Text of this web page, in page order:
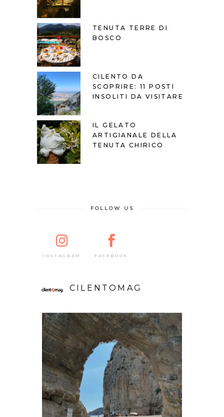
TENUTA TERRE DI
BOSCO
CILENTO DA
SCOPRIRE: 11 POSTI
INSOLITI DA VISITARE
IL GELATO
ARTIGIANALE DELLA
TENUTA CHIRICO
FOLLOW US
INSTAGRAM FACEBOOK
CILENTOMAG